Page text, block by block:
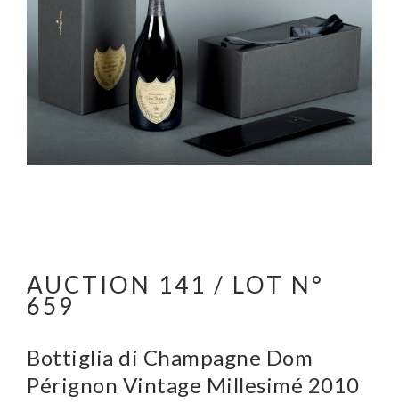
AUCTION 141 / LOT N°
659
Bottiglia di Champagne Dom
Pérignon Vintage Millesimé 2010